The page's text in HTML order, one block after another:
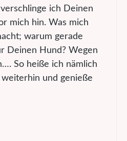
ich Deinen
mich hin. Was mich
warum gerade
Deinen Hund? Wegen
So heiße ich nämlich
und genieße